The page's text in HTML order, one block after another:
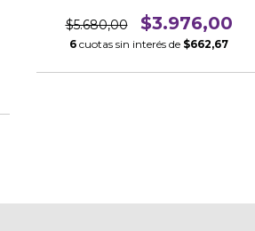
$5.680,00 $3.976,00
6 cuotas sin interés de $662,67